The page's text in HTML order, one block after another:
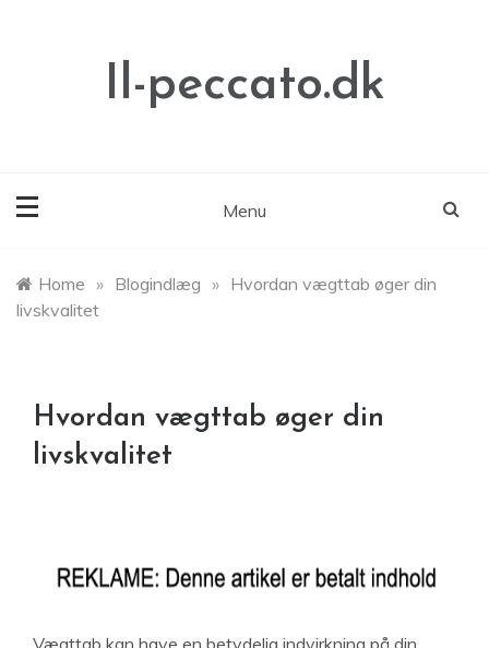
Il-peccato.dk
Menu
Home » Blogindlæg » Hvordan vægttab øger din
livskvalitet
Hvordan vægttab øger din
livskvalitet
Vægttab kan have en betydelig indvirkning på din